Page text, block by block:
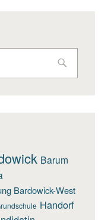
Barum
Bardowick-West
Handorf